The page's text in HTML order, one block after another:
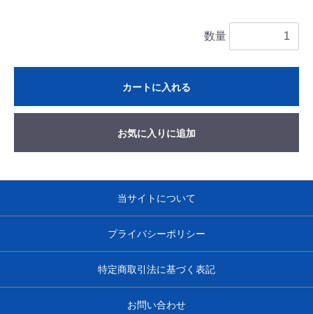
数量
カートに入れる
お気に入りに追加
当サイトについて
プライバシーポリシー
特定商取引法に基づく表記
お問い合わせ